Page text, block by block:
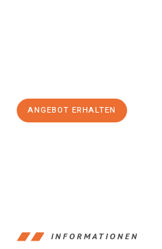
ANGEBOT ERHALTEN
INFORMATIONEN